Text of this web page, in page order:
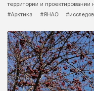
территории и проектировании
#Арктика
#ЯНАО